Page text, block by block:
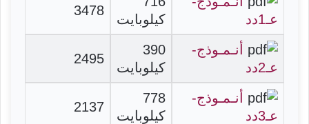
عـ1دد
كيلوبايت
3478
أنـمـوذج-
عـ2دد
390
كيلوبايت
2495
أنـمـوذج-
عـ3دد
778
كيلوبايت
2137